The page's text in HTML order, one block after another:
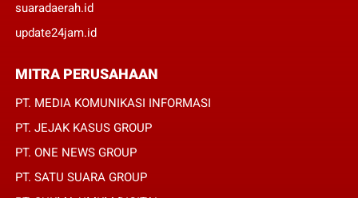
suaradaerah.id
update24jam.id
MITRA PERUSAHAAN
PT. MEDIA KOMUNIKASI INFORMASI
PT. JEJAK KASUS GROUP
PT. ONE NEWS GROUP
PT. SATU SUARA GROUP